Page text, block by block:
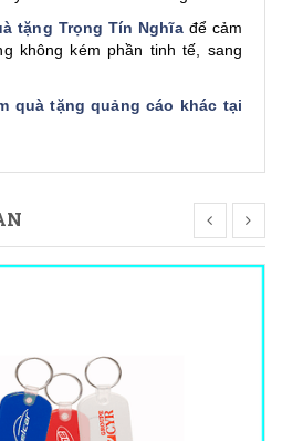
tặng Trọng Tín Nghĩađể cảm
không kém phần tinh tế, sang
quà tặng quảng cáo khác tại